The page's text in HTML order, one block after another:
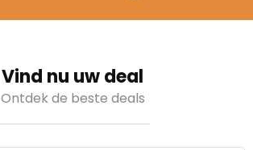
Vind nu uw deal
Ontdek de beste deals